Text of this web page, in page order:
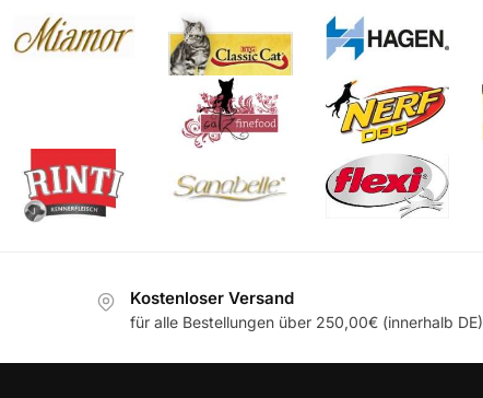
Kostenloser Versand
für alle Bestellungen über 250,00€ (innerhalb DE)